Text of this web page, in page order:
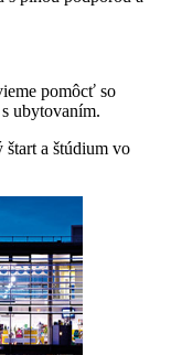
pomôcť so
ubytovaním.
a štúdium vo